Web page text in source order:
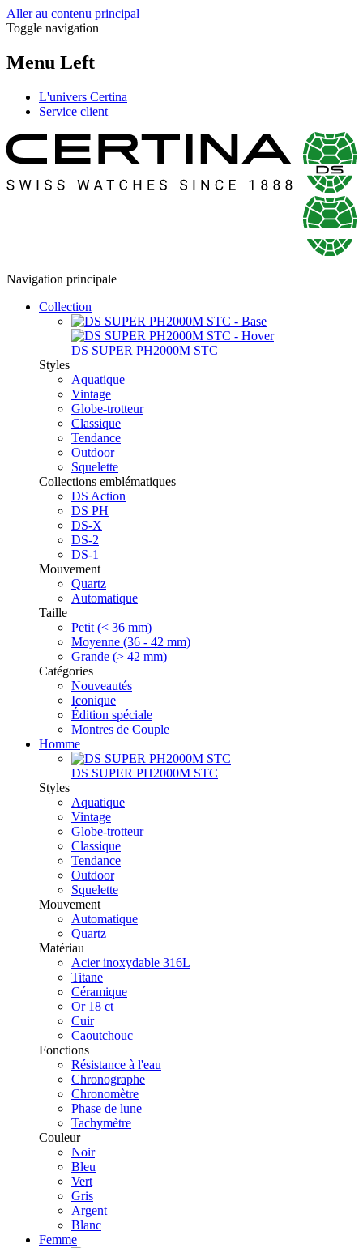
Aller au contenu principal
Toggle navigation
Menu Left
L'univers Certina
Service client
Navigation principale
Collection
DS SUPER PH2000M STC
Styles
Aquatique
Vintage
Globe-trotteur
Classique
Tendance
Outdoor
Squelette
Collections emblématiques
DS Action
DS PH
DS-X
DS-2
DS-1
Mouvement
Quartz
Automatique
Taille
Petit (< 36 mm)
Moyenne (36 - 42 mm)
Grande (> 42 mm)
Catégories
Nouveautés
Iconique
Édition spéciale
Montres de Couple
Homme
DS SUPER PH2000M STC
Styles
Aquatique
Vintage
Globe-trotteur
Classique
Tendance
Outdoor
Squelette
Mouvement
Automatique
Quartz
Matériau
Acier inoxydable 316L
Titane
Céramique
Or 18 ct
Cuir
Caoutchouc
Fonctions
Résistance à l'eau
Chronographe
Chronomètre
Phase de lune
Tachymètre
Couleur
Noir
Bleu
Vert
Gris
Argent
Blanc
Femme